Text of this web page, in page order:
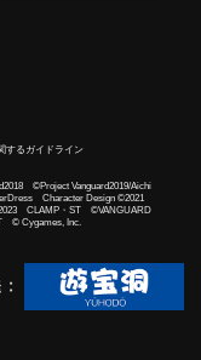
するガイドライン
©Project Vanguard2019/Aichi
Character Design ©2021
CLAMP・ST ©VANGUARD
© Cygames, Inc.